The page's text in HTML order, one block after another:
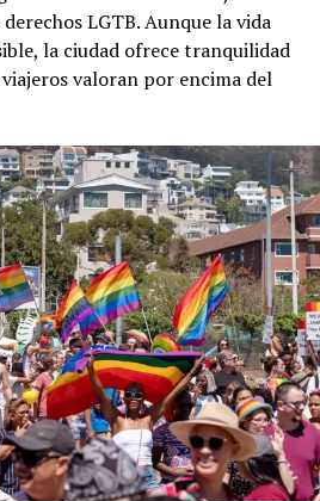
LGTB. Aunque la vida
la ciudad ofrece tranquilidad
valoran por encima del